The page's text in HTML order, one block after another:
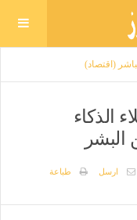
(اقتصاد)
الذكاء
البشر
ارسل طباعة